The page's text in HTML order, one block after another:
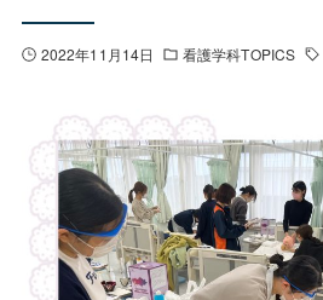
2022年11月14日 看護学科TOPICS